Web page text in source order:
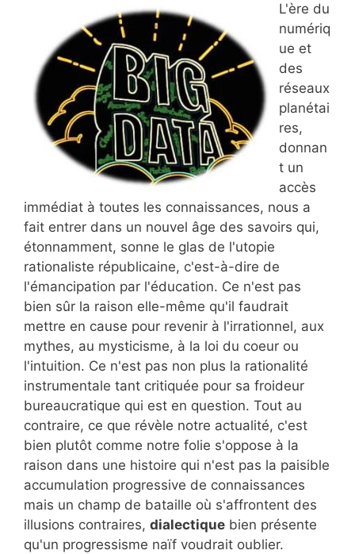
L'ère du
numériq
ue et
des
réseaux
planétai
res,
donnan
t un
accès
immédiat à toutes les connaissances, nous a
fait entrer dans un nouvel âge des savoirs qui,
étonnamment, sonne le glas de l'utopie
rationaliste républicaine, c'est-à-dire de
l'émancipation par l'éducation. Ce n'est pas
bien sûr la raison elle-même qu'il faudrait
mettre en cause pour revenir à l'irrationnel, aux
mythes, au mysticisme, à la loi du coeur ou
l'intuition. Ce n'est pas non plus la rationalité
instrumentale tant critiquée pour sa froideur
bureaucratique qui est en question. Tout au
contraire, ce que révèle notre actualité, c'est
bien plutôt comme notre folie s'oppose à la
raison dans une histoire qui n'est pas la paisible
accumulation progressive de connaissances
mais un champ de bataille où s'affrontent des
illusions contraires, dialectique bien présente
qu'un progressisme naïf voudrait oublier.